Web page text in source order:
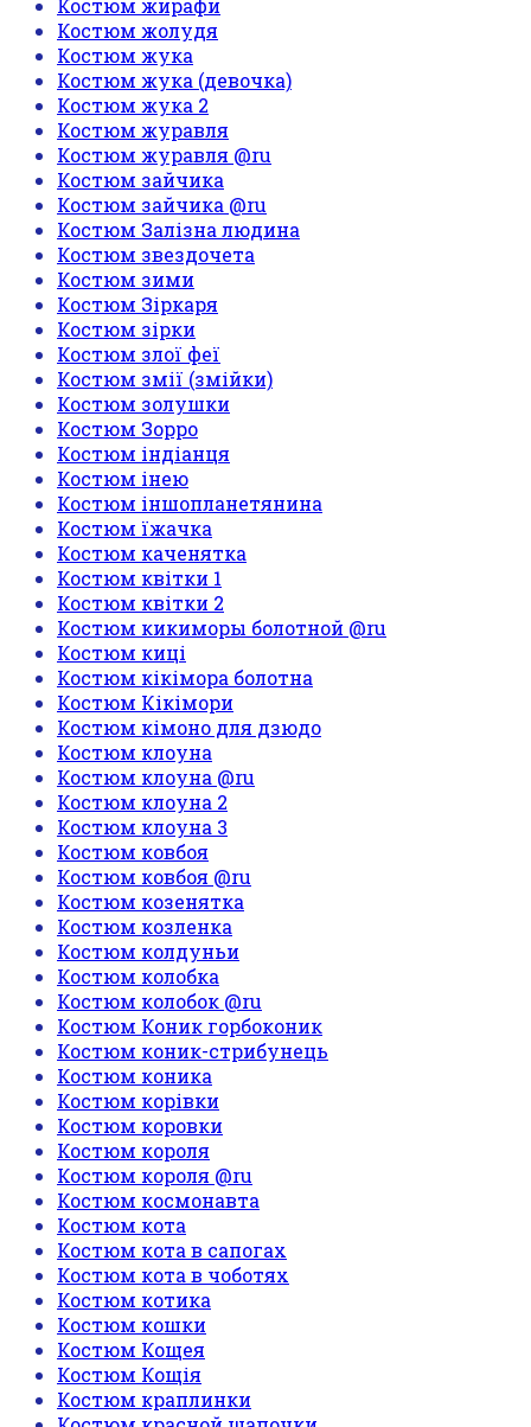
Костюм жолудя
Костюм жука
Костюм жука (девочка)
Костюм жука 2
Костюм журавля
Костюм журавля @ru
Костюм зайчика
Костюм зайчика @ru
Костюм Залізна людина
Костюм звездочета
Костюм зими
Костюм Зіркаря
Костюм зірки
Костюм злої феї
Костюм змії (змійки)
Костюм золушки
Костюм Зорро
Костюм індіанця
Костюм інею
Костюм іншопланетянина
Костюм їжачка
Костюм каченятка
Костюм квітки 1
Костюм квітки 2
Костюм кикиморы болотной @ru
Костюм киці
Костюм кікімора болотна
Костюм Кікімори
Костюм кімоно для дзюдо
Костюм клоуна
Костюм клоуна @ru
Костюм клоуна 2
Костюм клоуна 3
Костюм ковбоя
Костюм ковбоя @ru
Костюм козенятка
Костюм козленка
Костюм колдуньи
Костюм колобка
Костюм колобок @ru
Костюм Коник горбоконик
Костюм коник-стрибунець
Костюм коника
Костюм корівки
Костюм коровки
Костюм короля
Костюм короля @ru
Костюм космонавта
Костюм кота
Костюм кота в сапогах
Костюм кота в чоботях
Костюм котика
Костюм кошки
Костюм Кощея
Костюм Кощія
Костюм краплинки